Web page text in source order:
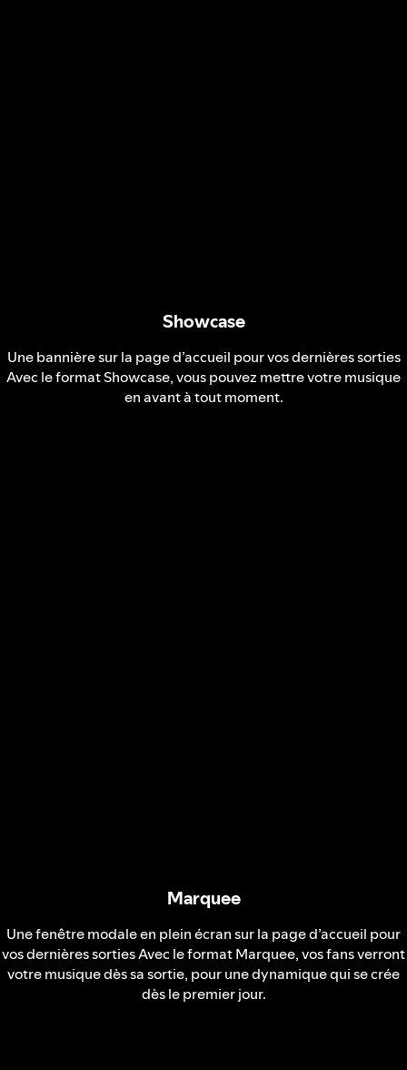
Showcase
Une bannière sur la page d’accueil pour vos dernières sorties
Avec le format Showcase, vous pouvez mettre votre musique
en avant à tout moment.
Marquee
Une fenêtre modale en plein écran sur la page d’accueil pour
vos dernières sorties Avec le format Marquee, vos fans verront
votre musique dès sa sortie, pour une dynamique qui se crée
dès le premier jour.